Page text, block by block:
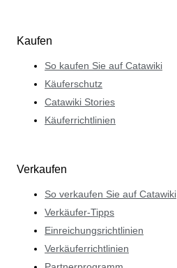
Kaufen
So kaufen Sie auf Catawiki
Käuferschutz
Catawiki Stories
Käuferrichtlinien
Verkaufen
So verkaufen Sie auf Catawiki
Verkäufer-Tipps
Einreichungsrichtlinien
Verkäuferrichtlinien